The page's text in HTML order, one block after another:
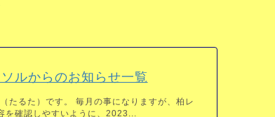
ルからのお知らせ一覧
たるた）です。 毎月の事になりますが、柏レ
を確認しやすいように、2023...